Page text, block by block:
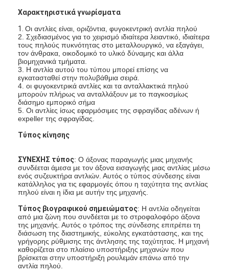
Χαρακτηριστικά γνωρίσματα
1.Οι αντλίες είναι, οριζόντια, φυγοκεντρική αντλία πηλού
2. Σχεδιασμένος για το χειρισμό ιδιαίτερα λειαντικό, ιδιαίτερα
τους πηλούς πυκνότητας στο μεταλλουργικό, να εξαγάγει,
τον άνθρακα, οικοδομικό το υλικό δύναμης και άλλα
βιομηχανικά τμήματα.
3. Η αντλία αυτού του τύπου μπορεί επίσης να
εγκατασταθεί στην πολυβάθμια σειρά.
4. οι φυγοκεντρικά αντλίες και τα ανταλλακτικά πηλού
μπορούν πλήρως να ανταλλάξουν με το παγκοσμίως
διάσημο εμπορικό σήμα
5. Οι αντλίες ίσως εφαρμόσιμες της σφραγίδας αδένων ή
expeller της σφραγίδας.
Τύπος κίνησης
ΣΥΝΕΧΗΣ τύπος: Ο άξονας παραγωγής μιας μηχανής
συνδέεται άμεσα με τον άξονα εισαγωγής μιας αντλίας μέσω
ενός συζευκτήρα αντλιών. Αυτός ο τύπος σύνδεσης είναι
κατάλληλος για τις εφαρμογές όπου η ταχύτητα της αντλίας
πηλού είναι η ίδια με αυτήν της μηχανής.
Τύπος βιογραφικού σημειώματος: Η αντλία οδηγείται
από μια ζώνη που συνδέεται με το στροφαλοφόρο άξονα
της μηχανής. Αυτός ο τρόπος της σύνδεσης επιτρέπει τη
διάσωση της διαστημικής, εύκολης εγκατάστασης, και της
γρήγορης ρύθμισης της άντλησης της ταχύτητας. Η μηχανή
καθορίζεται στο πλαίσιο υποστήριξης μηχανών που
βρίσκεται στην υποστήριξη ρουλεμάν επάνω από την
αντλία πηλού.